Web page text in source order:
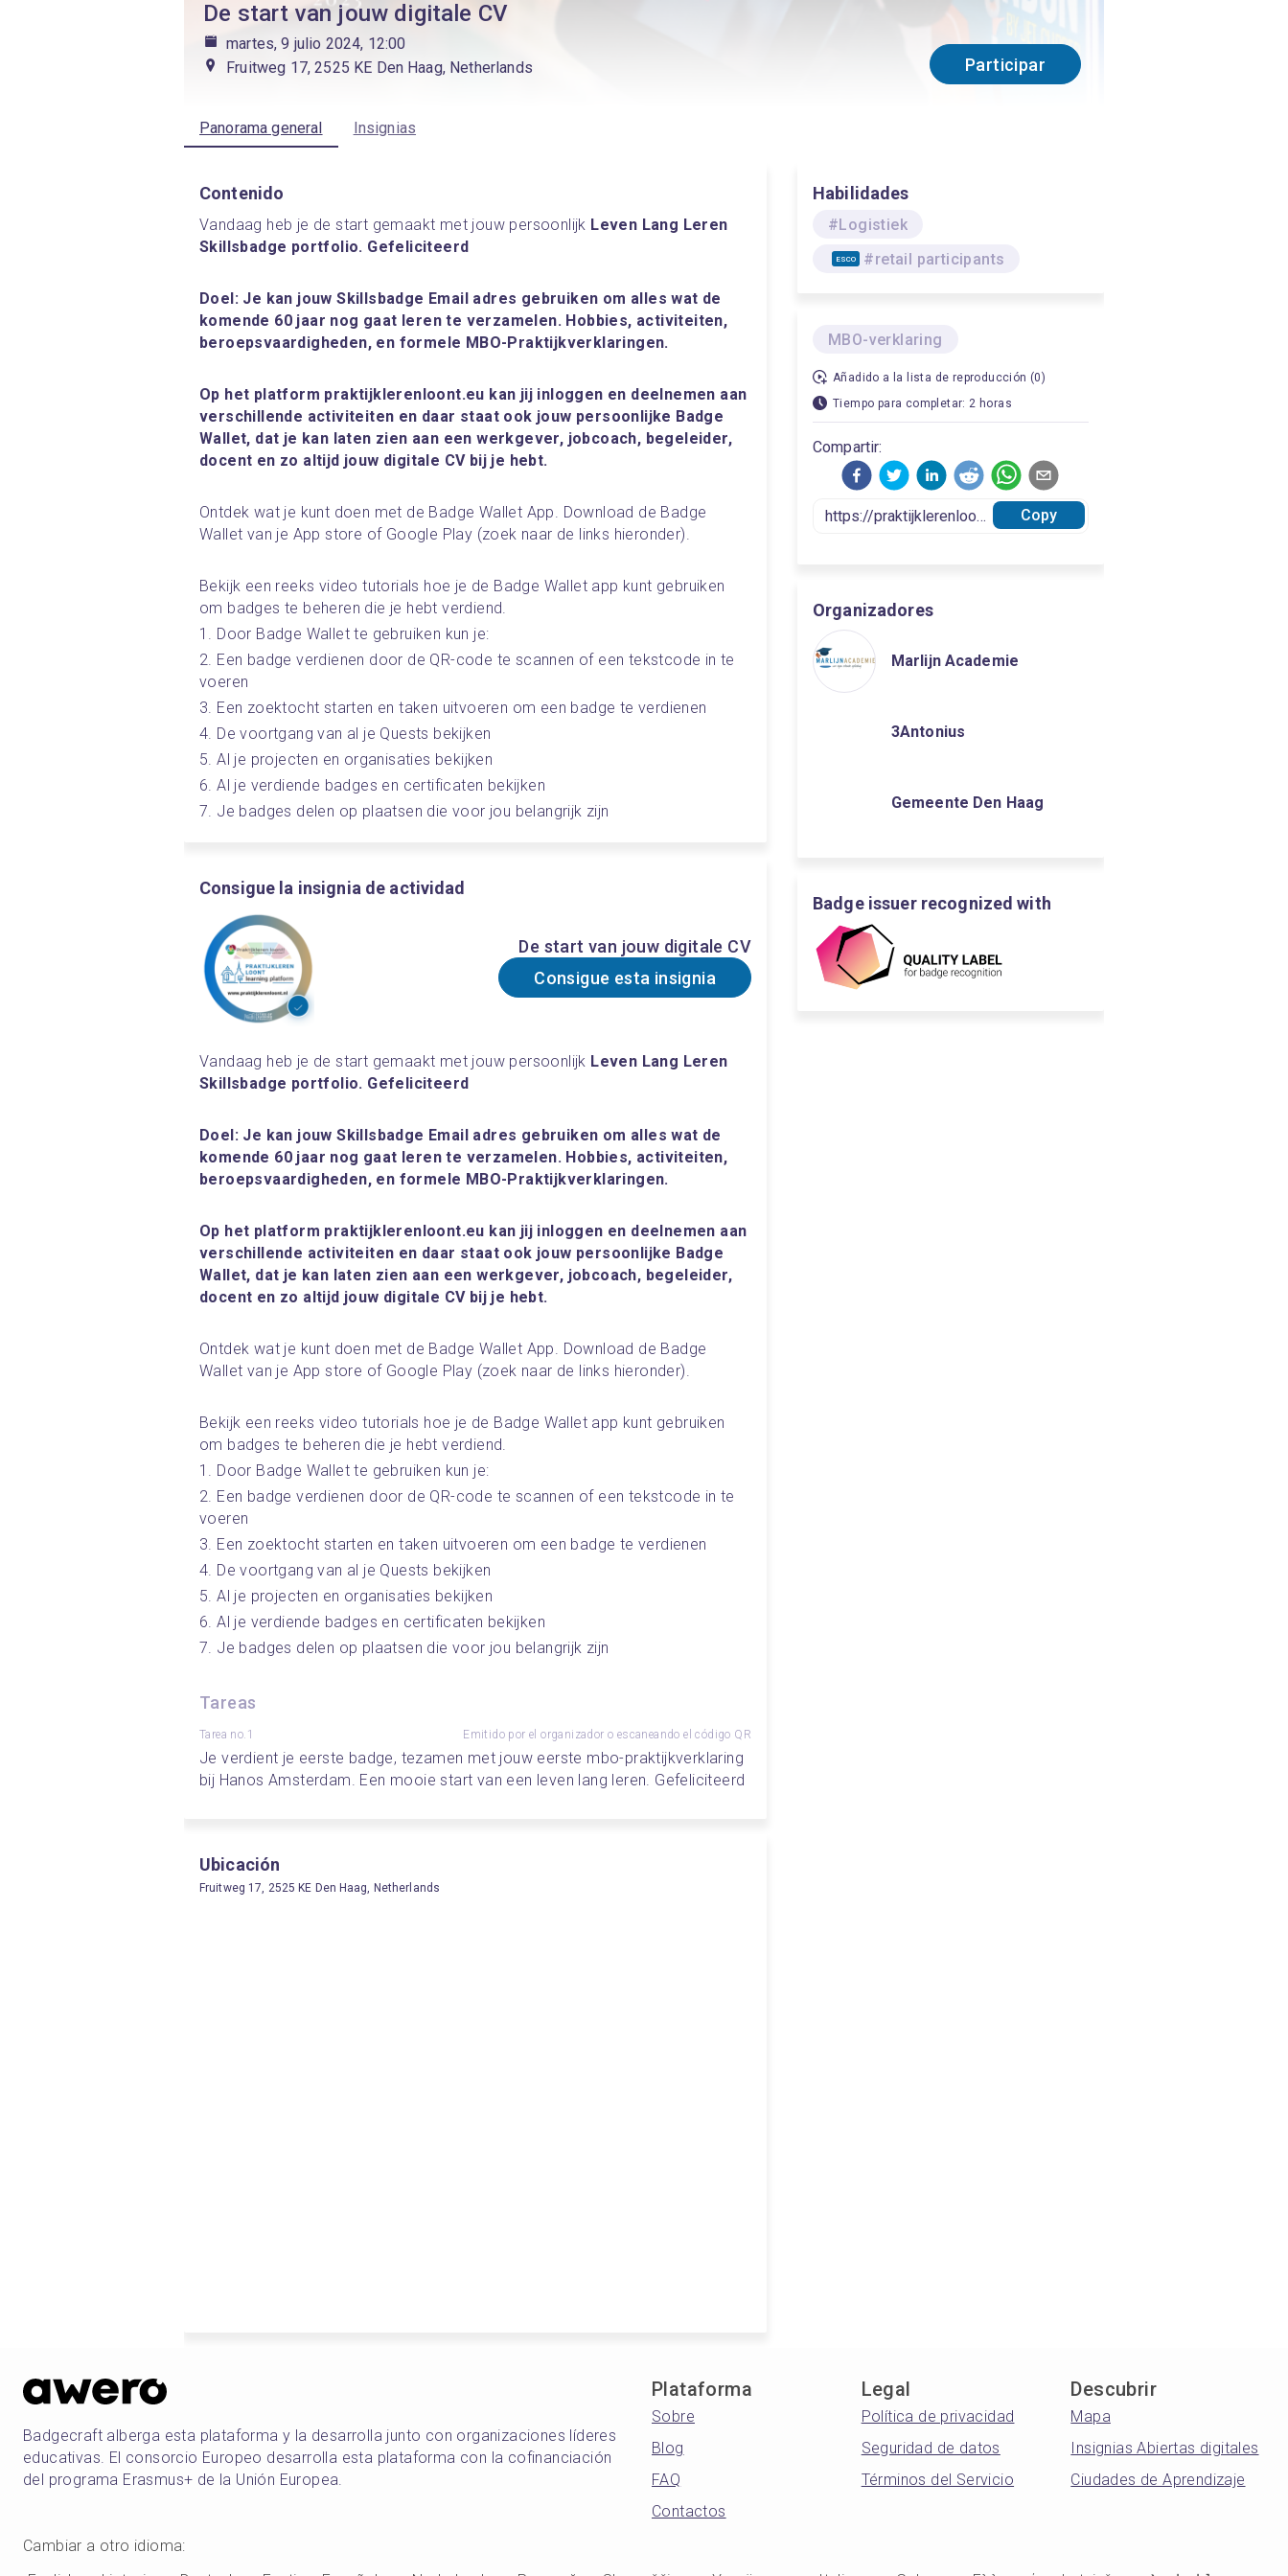
De start van jouw digitale CV
martes, 9 julio 2024, 12:00
Fruitweg 17, 2525 KE Den Haag, Netherlands
Participar
Panorama general Insignias
Contenido
Vandaag heb je de start gemaakt met jouw persoonlijk Leven Lang Leren
Skillsbadge portfolio. Gefeliciteerd
Doel: Je kan jouw Skillsbadge Email adres gebruiken om alles wat de
komende 60 jaar nog gaat leren te verzamelen. Hobbies, activiteiten,
beroepsvaardigheden, en formele MBO-Praktijkverklaringen.
Op het platform praktijklerenloont.eu kan jij inloggen en deelnemen aan
verschillende activiteiten en daar staat ook jouw persoonlijke Badge
Wallet, dat je kan laten zien aan een werkgever, jobcoach, begeleider,
docent en zo altijd jouw digitale CV bij je hebt.
Ontdek wat je kunt doen met de Badge Wallet App. Download de Badge
Wallet van je App store of Google Play (zoek naar de links hieronder).
Bekijk een reeks video tutorials hoe je de Badge Wallet app kunt gebruiken
om badges te beheren die je hebt verdiend.
1. Door Badge Wallet te gebruiken kun je:
2. Een badge verdienen door de QR-code te scannen of een tekstcode in te
voeren
3. Een zoektocht starten en taken uitvoeren om een badge te verdienen
4. De voortgang van al je Quests bekijken
5. Al je projecten en organisaties bekijken
6. Al je verdiende badges en certificaten bekijken
7. Je badges delen op plaatsen die voor jou belangrijk zijn
Consigue la insignia de actividad
De start van jouw digitale CV
Consigue esta insignia
Vandaag heb je de start gemaakt met jouw persoonlijk Leven Lang Leren
Skillsbadge portfolio. Gefeliciteerd
Doel: Je kan jouw Skillsbadge Email adres gebruiken om alles wat de
komende 60 jaar nog gaat leren te verzamelen. Hobbies, activiteiten,
beroepsvaardigheden, en formele MBO-Praktijkverklaringen.
Op het platform praktijklerenloont.eu kan jij inloggen en deelnemen aan
verschillende activiteiten en daar staat ook jouw persoonlijke Badge
Wallet, dat je kan laten zien aan een werkgever, jobcoach, begeleider,
docent en zo altijd jouw digitale CV bij je hebt.
Ontdek wat je kunt doen met de Badge Wallet App. Download de Badge
Wallet van je App store of Google Play (zoek naar de links hieronder).
Bekijk een reeks video tutorials hoe je de Badge Wallet app kunt gebruiken
om badges te beheren die je hebt verdiend.
1. Door Badge Wallet te gebruiken kun je:
2. Een badge verdienen door de QR-code te scannen of een tekstcode in te
voeren
3. Een zoektocht starten en taken uitvoeren om een badge te verdienen
4. De voortgang van al je Quests bekijken
5. Al je projecten en organisaties bekijken
6. Al je verdiende badges en certificaten bekijken
7. Je badges delen op plaatsen die voor jou belangrijk zijn
Tareas
Tarea no.1 Emitido por el organizador o escaneando el código QR
Je verdient je eerste badge, tezamen met jouw eerste mbo-praktijkverklaring
bij Hanos Amsterdam. Een mooie start van een leven lang leren. Gefeliciteerd
Ubicación
Fruitweg 17, 2525 KE Den Haag, Netherlands
Habilidades
#Logistiek
ESCO #retail participants
MBO-verklaring
Añadido a la lista de reproducción (0)
Tiempo para completar: 2 horas
Compartir:
Copy
Organizadores
Marlijn Academie
3Antonius
Gemeente Den Haag
Badge issuer recognized with
Badgecraft alberga esta plataforma y la desarrolla junto con organizaciones líderes
educativas. El consorcio Europeo desarrolla esta plataforma con la cofinanciación
del programa Erasmus+ de la Unión Europea.
Plataforma
Sobre
Blog
FAQ
Contactos
Legal
Política de privacidad
Seguridad de datos
Términos del Servicio
Descubrir
Mapa
Insignias Abiertas digitales
Ciudades de Aprendizaje
Cambiar a otro idioma: